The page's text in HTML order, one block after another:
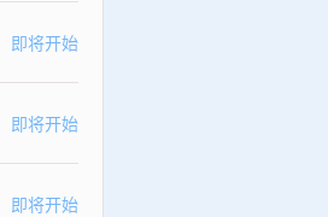
即将开始
即将开始
即将开始